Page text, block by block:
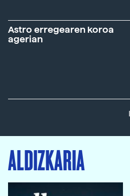
Astro erregearen koroa
agerian
ALDIZKARIA